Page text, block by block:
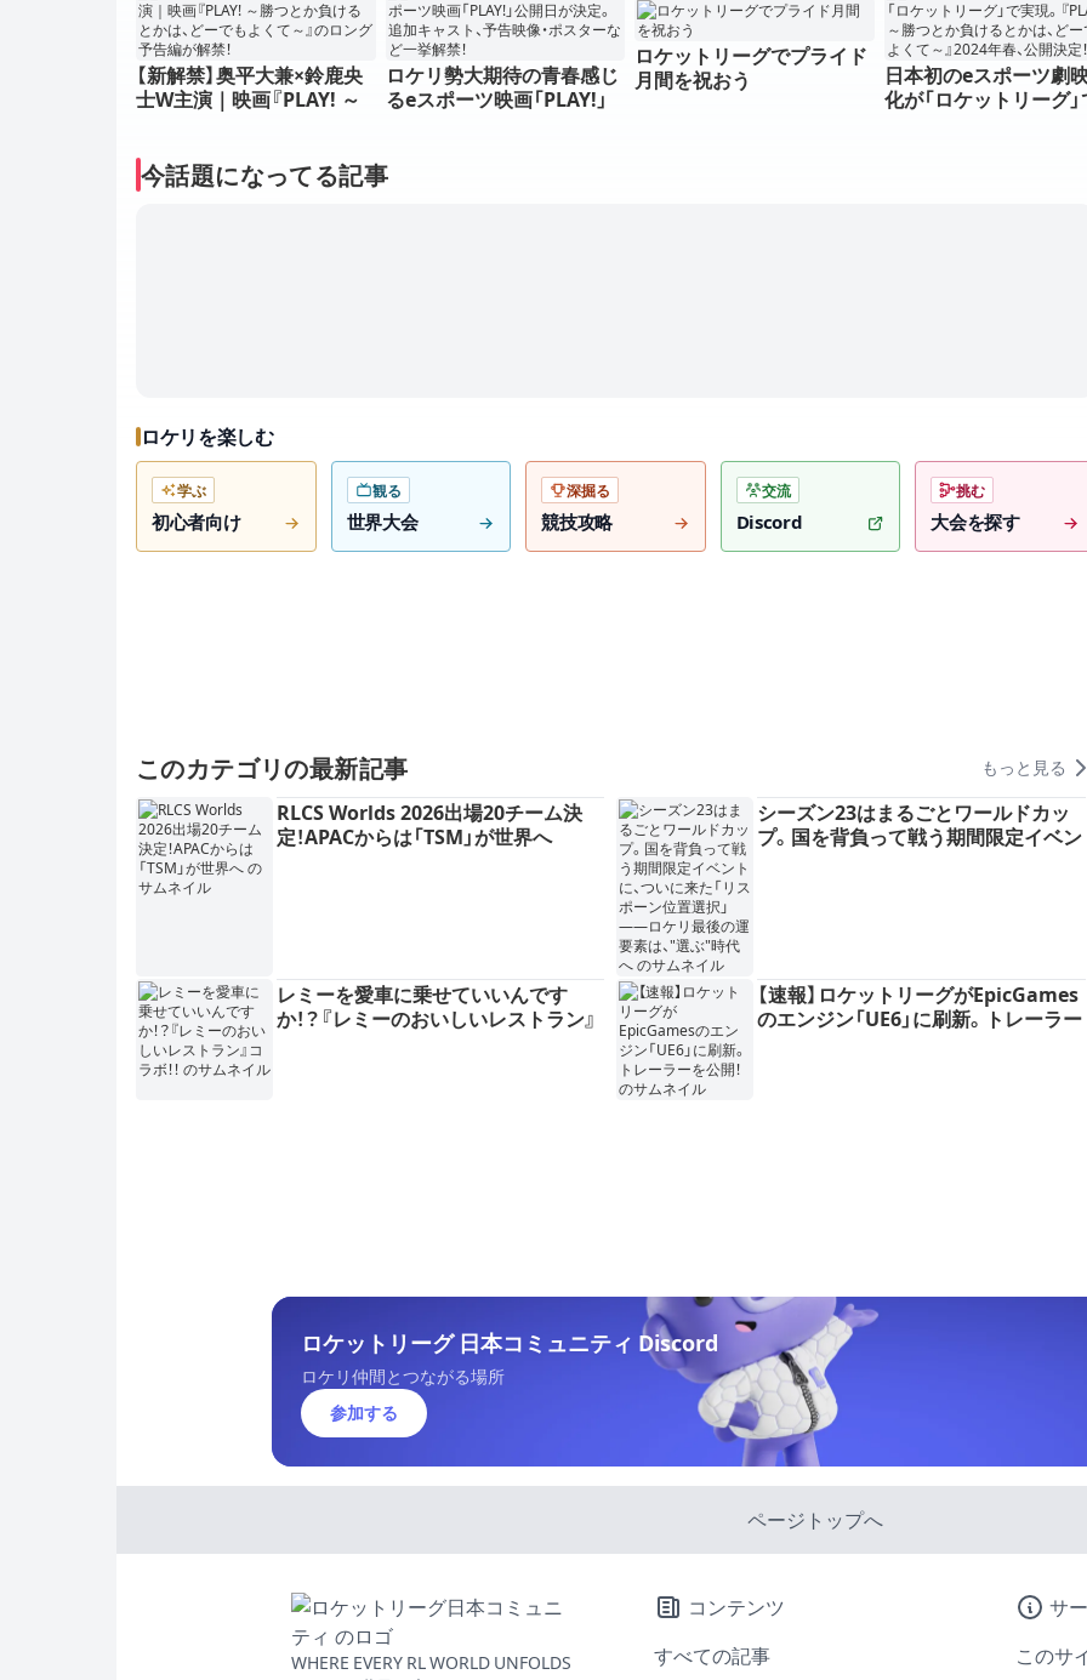
【新解禁】奥平大兼×鈴鹿央
士W主演｜映画『PLAY! ～
予告編が解禁！
ロケリ勢大期待の青春感じ
るeスポーツ映画「PLAY!」
一挙解禁！
ロケットリーグでプライド
月間を祝おう
日本初のeスポーツ劇映
化が「ロケットリーグ」
今話題になってる記事
ロケリを楽しむ
学ぶ
初心者向け
観る
世界大会
深掘る
競技攻略
交流
Discord
挑む
大会を探す
このカテゴリの最新記事 もっと見る
RLCS Worlds 2026出場20チーム決
定！APACからは「TSM」が世界へ
シーズン23はまるごとワールドカッ
プ。国を背負って戦う期間限定イベン
レミーを愛車に乗せていいんです
か！？『レミーのおいしいレストラン』
【速報】ロケットリーグがEpicGames
のエンジン「UE6」に刷新。トレーラー
ロケットリーグ 日本コミュニティ Discord
ロケリ仲間とつながる場所
参加する
ページトップへ
WHERE EVERY RL WORLD UNFOLDS
コンテンツ
すべての記事
サ
このサ